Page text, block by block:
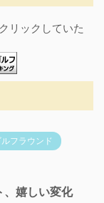
リックしていた
ルフラウンド
、嬉しい変化